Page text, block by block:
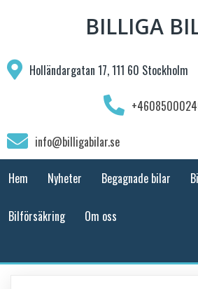
BILLIGA
Holländargatan 17, 111 60 Stockholm
info@billigabilar.se
Hem Nyheter Begagnade bilar
Bilförsäkring Om oss